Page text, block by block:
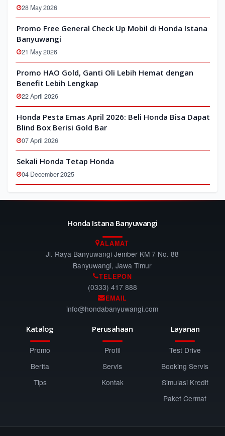
28 May 2026
Promo Free General Check Up Mobil di Honda Istana
Banyuwangi
21 May 2026
Promo HAO Gold, Ganti Oli Lebih Hemat dengan
Benefit Lebih Lengkap
22 April 2026
Honda Pesta Emas April 2026: Beli Honda Bisa Dapat
Blind Box Berisi Gold Bar
07 April 2026
Sekali Honda Tetap Honda
04 December 2025
Honda Istana Banyuwangi
ALAMAT
Jl. Raya Banyuwangi Jember KM 7 No. 88
Banyuwangi, Jawa Timur
TELEPON
(0333) 417 888
EMAIL
info@hondabanyuwangi.com
Katalog
Promo
Berita
Tips
Perusahaan
Profil
Servis
Kontak
Layanan
Test Drive
Booking Servis
Simulasi Kredit
Paket Cermat